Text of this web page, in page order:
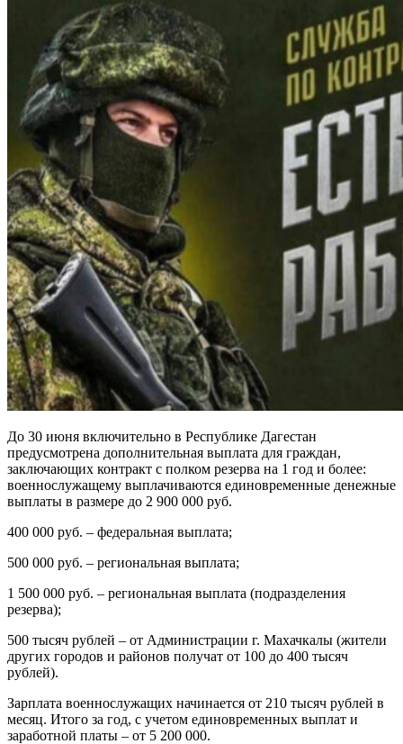
До 30 июня включительно в Республике Дагестан
предусмотрена дополнительная выплата для граждан,
заключающих контракт с полком резерва на 1 год и более:
военнослужащему выплачиваются единовременные денежные
выплаты в размере до 2 900 000 руб.
400 000 руб. – федеральная выплата;
500 000 руб. – региональная выплата;
1 500 000 руб. – региональная выплата (подразделения
резерва);
500 тысяч рублей – от Администрации г. Махачкалы (жители
других городов и районов получат от 100 до 400 тысяч
рублей).
Зарплата военнослужащих начинается от 210 тысяч рублей в
месяц. Итого за год, с учетом единовременных выплат и
заработной платы – от 5 200 000.